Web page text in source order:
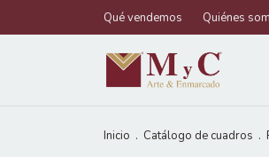
Qué vendemos Quiénes
Inicio . Catálogo de cuadros .